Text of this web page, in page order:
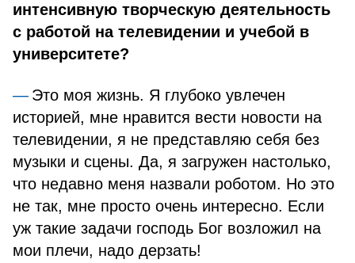
интенсивную творческую деятельность
с работой на телевидении и учебой в
университете?
Это моя жизнь. Я глубоко увлечен
историей, мне нравится вести новости на
телевидении, я не представляю себя без
музыки и сцены. Да, я загружен настолько,
что недавно меня назвали роботом. Но это
не так, мне просто очень интересно. Если
уж такие задачи господь Бог возложил на
мои плечи, надо дерзать!